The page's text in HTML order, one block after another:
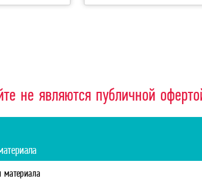
не являются публичной
материала